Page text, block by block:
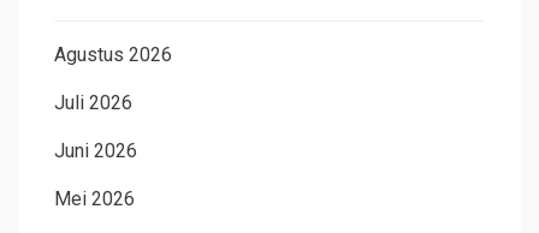
Agustus 2026
Juli 2026
Juni 2026
Mei 2026